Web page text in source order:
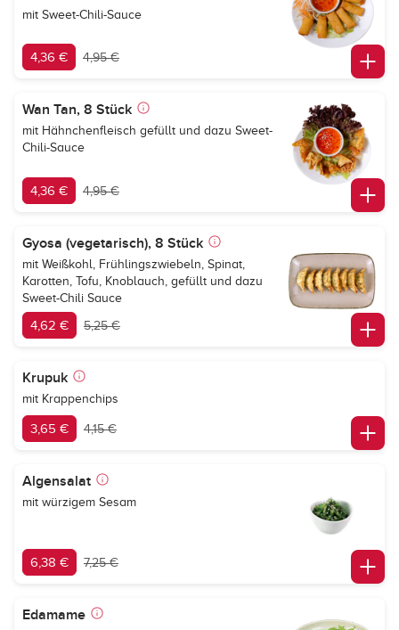
mit Sweet-Chili-Sauce
4,36 € 4,95 €
Wan Tan, 8 Stück
mit Hähnchenfleisch gefüllt und dazu Sweet-
Chili-Sauce
4,36 € 4,95 €
Gyosa (vegetarisch), 8 Stück
mit Weißkohl, Frühlingszwiebeln, Spinat,
Karotten, Tofu, Knoblauch, gefüllt und dazu
Sweet-Chili Sauce
4,62 € 5,25 €
Krupuk
mit Krappenchips
3,65 € 4,15 €
Algensalat
mit würzigem Sesam
6,38 € 7,25 €
Edamame